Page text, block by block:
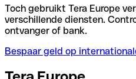
Toch gebruikt Tera Europe
verschillende diensten.
ontvanger of bank.
Bespaar geld op